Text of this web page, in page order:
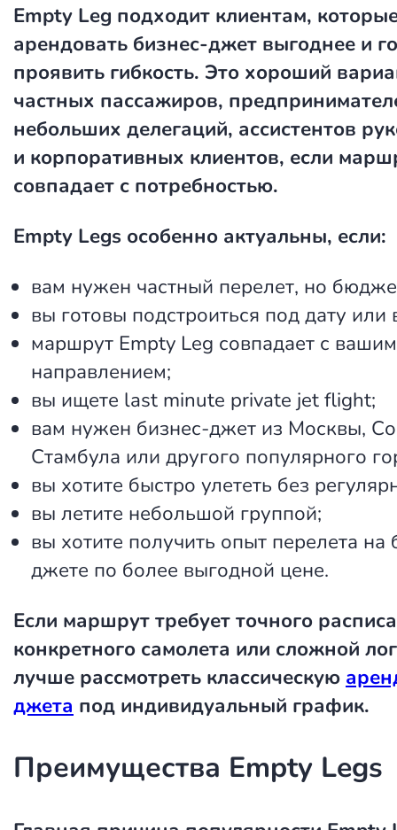
Empty Leg подходит клиентам,
арендовать бизнес-джет выгоднее и
проявить гибкость. Это хороший
частных пассажиров,
небольших делегаций, ассистентов
и корпоративных клиентов, если
совпадает с потребностью.
Empty Legs особенно актуальны, если:
вам нужен частный перелет, но
вы готовы подстроиться под дату или
маршрут Empty Leg совпадает с вашим
направлением;
вы ищете last minute private jet flight;
вам нужен бизнес-джет из Москвы,
Стамбула или другого популярного
вы хотите быстро улететь без
вы летите небольшой группой;
вы хотите получить опыт перелета на
джете по более выгодной цене.
Если маршрут требует точного
конкретного самолета или сложной
лучше рассмотреть классическую
джета под индивидуальный график.
Преимущества Empty Legs